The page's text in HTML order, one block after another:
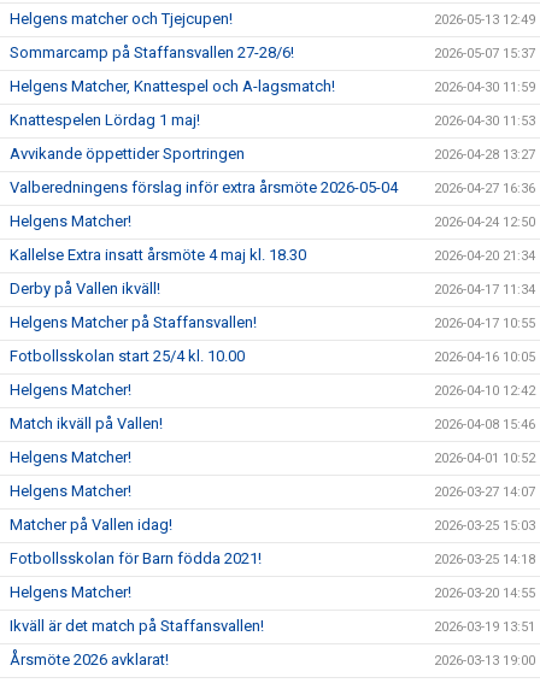
Helgens matcher och Tjejcupen! 2026-05-13 12:49
Sommarcamp på Staffansvallen 27-28/6! 2026-05-07 15:37
Helgens Matcher, Knattespel och A-lagsmatch! 2026-04-30 11:59
Knattespelen Lördag 1 maj! 2026-04-30 11:53
Avvikande öppettider Sportringen 2026-04-28 13:27
Valberedningens förslag inför extra årsmöte 2026-05-04 2026-04-27 16:36
Helgens Matcher! 2026-04-24 12:50
Kallelse Extra insatt årsmöte 4 maj kl. 18.30 2026-04-20 21:34
Derby på Vallen ikväll! 2026-04-17 11:34
Helgens Matcher på Staffansvallen! 2026-04-17 10:55
Fotbollsskolan start 25/4 kl. 10.00 2026-04-16 10:05
Helgens Matcher! 2026-04-10 12:42
Match ikväll på Vallen! 2026-04-08 15:46
Helgens Matcher! 2026-04-01 10:52
Helgens Matcher! 2026-03-27 14:07
Matcher på Vallen idag! 2026-03-25 15:03
Fotbollsskolan för Barn födda 2021! 2026-03-25 14:18
Helgens Matcher! 2026-03-20 14:55
Ikväll är det match på Staffansvallen! 2026-03-19 13:51
Årsmöte 2026 avklarat! 2026-03-13 19:00